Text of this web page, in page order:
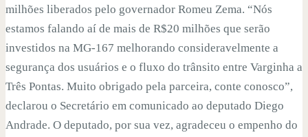
milhões liberados pelo governador Romeu Zema. “Nós
estamos falando aí de mais de R$20 milhões que serão
investidos na MG-167 melhorando consideravelmente a
segurança dos usuários e o fluxo do trânsito entre Varginha a
Três Pontas. Muito obrigado pela parceira, conte conosco”,
declarou o Secretário em comunicado ao deputado Diego
Andrade. O deputado, por sua vez, agradeceu o empenho do